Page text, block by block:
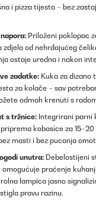
i pizza tijesta – bez
Priloženi poklopac
od nehrđajućeg
ostaje uredna i nakon
zadatke: Kuka za dizano
za kolače – sav
odmah krenuti s
s tržnice: Integrirani parni
kobasice za
masti i bez pucanja
unutra: Debelostijeni
omogućuje praćenje
lampica jasno
pravu razinu.